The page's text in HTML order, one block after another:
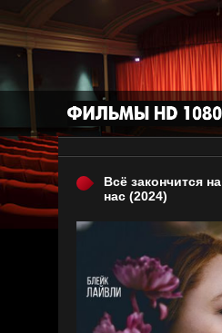
Всё закончится на
нас (2024)